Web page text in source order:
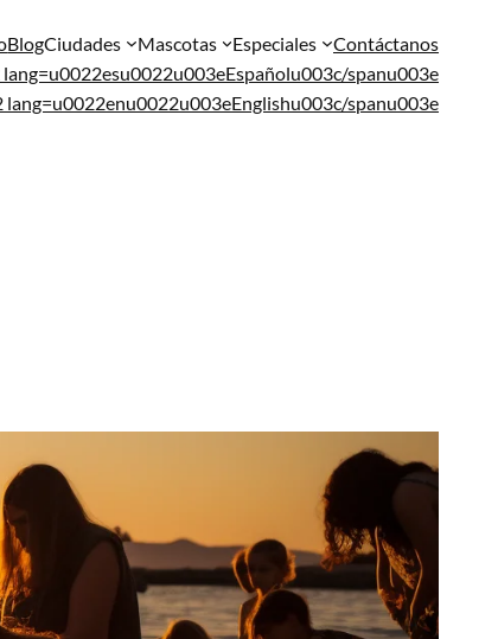
BlogCiudades Mascotas Especiales
Contáctanos
spanu003e
spanu003e